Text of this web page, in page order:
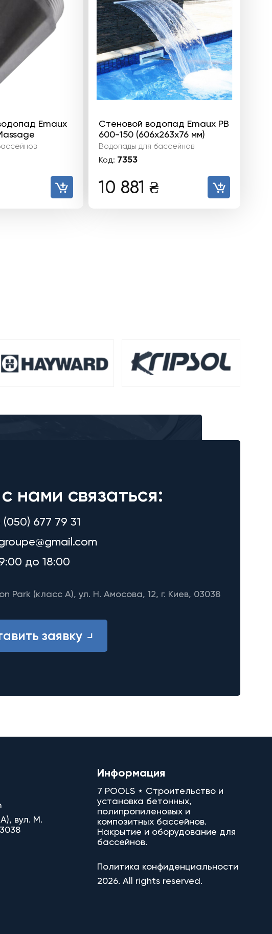
Emaux
Стеновой водопад Emaux PB
600-150 (606х263х76 мм)
Водопады для бассейнов
Код: 7353
10 881 ₴
нами связаться:
(050) 677 79 31
до 18:00
Park (класс A), ул. Н. Амосова, 12, г. Киев, 03038
заявку
вул. М.
Информация
7 POOLS ⋆ Строительство и
установка бетонных,
полипропиленовых и
композитных бассейнов.
Накрытие и оборудование для
бассейнов.
Политика конфиденциальности
2026. All rights reserved.